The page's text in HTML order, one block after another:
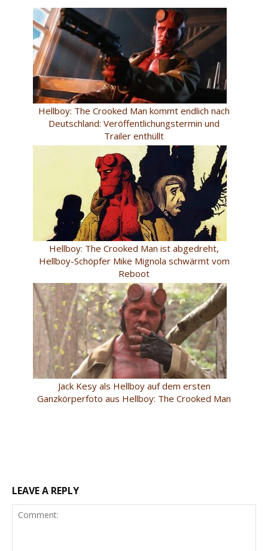
Hellboy: The Crooked Man kommt endlich nach
Deutschland: Veröffentlichungstermin und
Trailer enthüllt
Hellboy: The Crooked Man ist abgedreht,
Hellboy-Schöpfer Mike Mignola schwärmt vom
Reboot
Jack Kesy als Hellboy auf dem ersten
Ganzkörperfoto aus Hellboy: The Crooked Man
LEAVE A REPLY